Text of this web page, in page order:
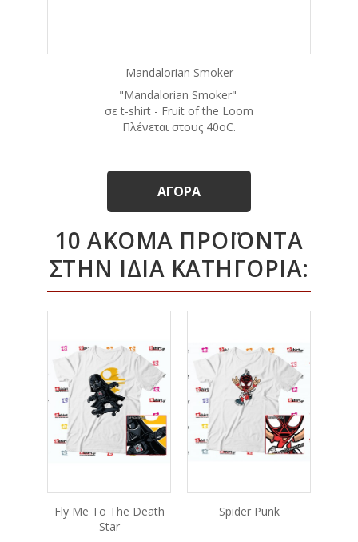
Mandalorian Smoker
"Mandalorian Smoker"
σε t-shirt - Fruit of the Loom
Πλένεται στους 40οC.
ΑΓΟΡΆ
10 ΑΚΌΜΑ ΠΡΟΪΌΝΤΑ
ΣΤΗΝ ΊΔΙΑ ΚΑΤΗΓΟΡΊΑ:
Fly Me To The Death
Star
Spider Punk